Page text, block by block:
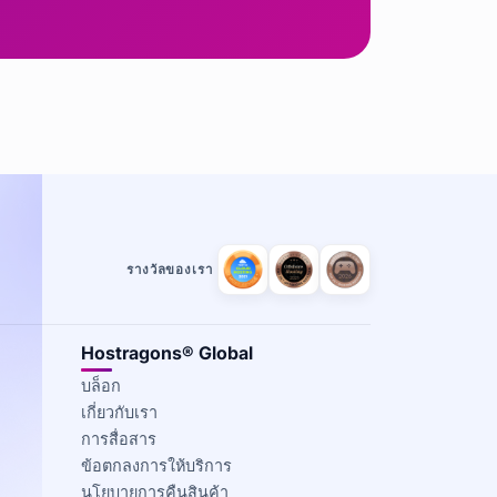
รางวัลของเรา
Hostragons® Global
บล็อก
เกี่ยวกับเรา
การสื่อสาร
ข้อตกลงการให้บริการ
นโยบายการคืนสินค้า